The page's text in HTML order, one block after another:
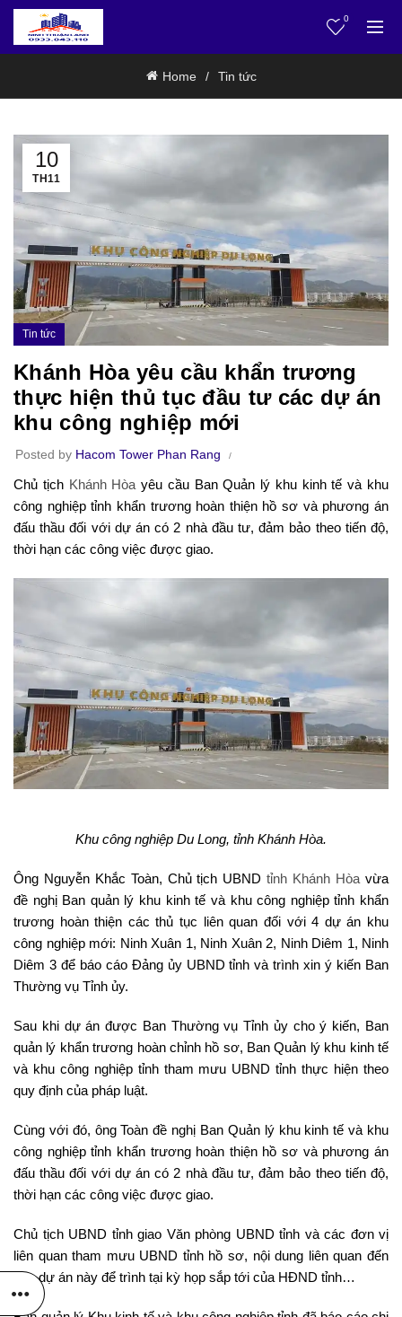
0
Home Tin tức
10
TH11
Tin tức
Khánh Hòa yêu cầu khẩn trương
thực hiện thủ tục đầu tư các dự án
khu công nghiệp mới
Posted by Hacom Tower Phan Rang
Chủ tịch Khánh Hòa yêu cầu Ban Quản lý khu kinh tế và khu
công nghiệp tỉnh khẩn trương hoàn thiện hồ sơ và phương án
đấu thầu đối với dự án có 2 nhà đầu tư, đảm bảo theo tiến độ,
thời hạn các công việc được giao.
Khu công nghiệp Du Long, tỉnh Khánh Hòa.
Ông Nguyễn Khắc Toàn, Chủ tịch UBNDtỉnh Khánh Hòa vừa
đề nghị Ban quản lý khu kinh tế và khu công nghiệp tỉnh khẩn
trương hoàn thiện các thủ tục liên quan đối với 4 dự án khu
công nghiệp mới: Ninh Xuân 1, Ninh Xuân 2, Ninh Diêm 1, Ninh
Diêm 3 để báo cáo Đảng ủy UBND tỉnh và trình xin ý kiến Ban
Thường vụ Tỉnh ủy.
Sau khi dự án được Ban Thường vụ Tỉnh ủy cho ý kiến, Ban
quản lý khẩn trương hoàn chỉnh hồ sơ, Ban Quản lý khu kinh tế
và khu công nghiệp tỉnh tham mưu UBND tỉnh thực hiện theo
quy định của pháp luật.
Cùng với đó, ông Toàn đề nghị Ban Quản lý khu kinh tế và khu
công nghiệp tỉnh khẩn trương hoàn thiện hồ sơ và phương án
đấu thầu đối với dự án có 2 nhà đầu tư, đảm bảo theo tiến độ,
thời hạn các công việc được giao.
Chủ tịch UBND tỉnh giao Văn phòng UBND tỉnh và các đơn vị
liên quan tham mưu UBND tỉnh hồ sơ, nội dung liên quan đến
các dự án này để trình tại kỳ họp sắp tới của HĐND tỉnh…